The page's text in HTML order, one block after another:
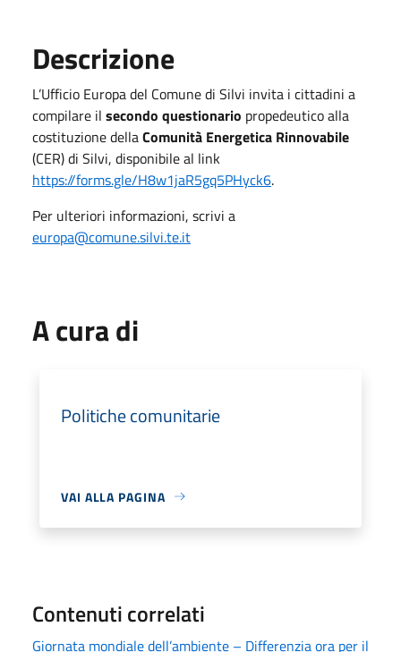
Descrizione
L’Ufficio Europa del Comune di Silvi invita i cittadini a
compilare il secondo questionario propedeutico alla
costituzione dellaComunità Energetica Rinnovabile
(CER) di Silvi, disponibile al link
https://forms.gle/H8w1jaR5gq5PHyck6.
Per ulteriori informazioni, scrivi a
europa@comune.silvi.te.it
A cura di
Politiche comunitarie
VAI ALLA PAGINA
Contenuti correlati
Giornata mondiale dell’ambiente – Differenzia ora per il